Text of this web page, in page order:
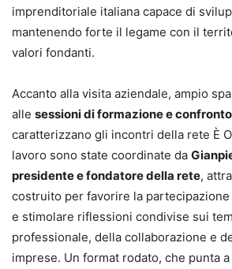
imprenditoriale italiana capace di
mantenendo forte il legame con il
valori fondanti.
Accanto alla visita aziendale, ampio
alle sessioni di formazione e confronto
caratterizzano gli incontri della rete È
lavoro sono state coordinate da
presidente e fondatore della rete,
costruito per favorire la
e stimolare riflessioni condivise sui
professionale, della collaborazione e
imprese. Un format rodato, che punta